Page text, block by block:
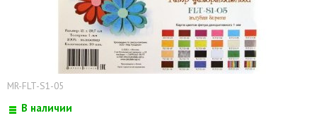
MR-FLT-S1-05
В наличии